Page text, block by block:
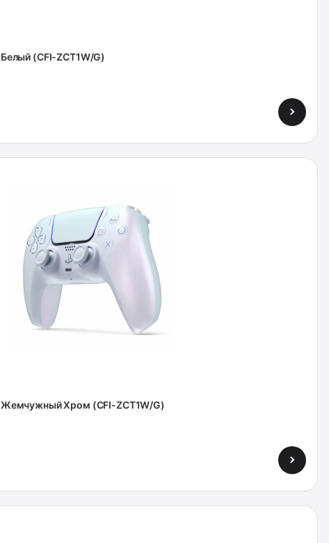
(CFI-ZCT1W/G)
Жемчужный Хром (CFI-ZCT1W/G)